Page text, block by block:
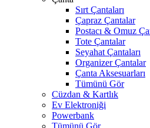
Sırt Çantaları
Çapraz Çantalar
Postacı & Omuz
Tote Çantalar
Seyahat Çantaları
Organizer Çantalar
Çanta Aksesuarları
Tümünü Gör
Cüzdan & Kartlık
Ev Elektroniği
Powerbank
Tümünü Gör